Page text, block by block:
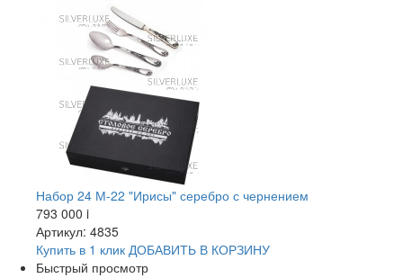
Набор 24 М-22 "Ирисы" серебро с чернением
793 000 i
Артикул: 4835
Купить в 1 клик ДОБАВИТЬ В КОРЗИНУ
Быстрый просмотр